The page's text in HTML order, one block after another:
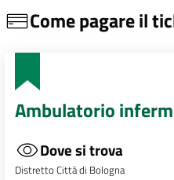
Come pagare il
Ambulatorio
Dove si trova
Distretto Città di Bologna